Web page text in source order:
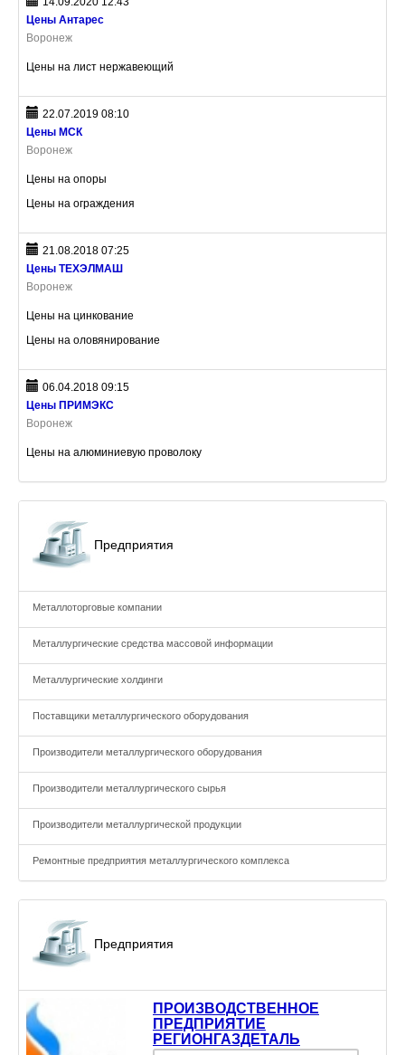
Цены Антарес
Воронеж
Цены на лист нержавеющий
22.07.2019 08:10
Цены МСК
Воронеж
Цены на опоры
Цены на ограждения
21.08.2018 07:25
Цены ТЕХЭЛМАШ
Воронеж
Цены на цинкование
Цены на оловянирование
06.04.2018 09:15
Цены ПРИМЭКС
Воронеж
Цены на алюминиевую проволоку
Предприятия
Металлоторговые компании
Металлургические средства массовой информации
Металлургические холдинги
Поставщики металлургического оборудования
Производители металлургического оборудования
Производители металлургического сырья
Производители металлургической продукции
Ремонтные предприятия металлургического комплекса
Предприятия
ПРОИЗВОДСТВЕННОЕ
ПРЕДПРИЯТИЕ
РЕГИОНГАЗДЕТАЛЬ